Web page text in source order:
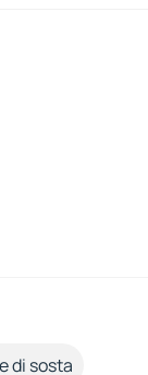
di sosta